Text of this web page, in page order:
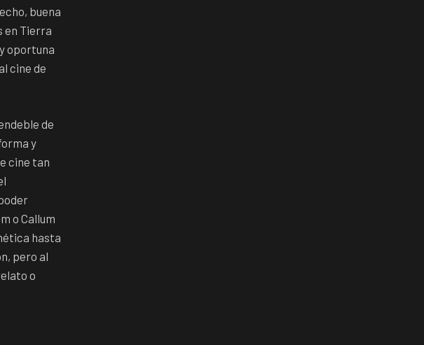
buena
en Tierra
oportuna
cine de
de
y
cine tan
o Callum
hasta
pero al
o